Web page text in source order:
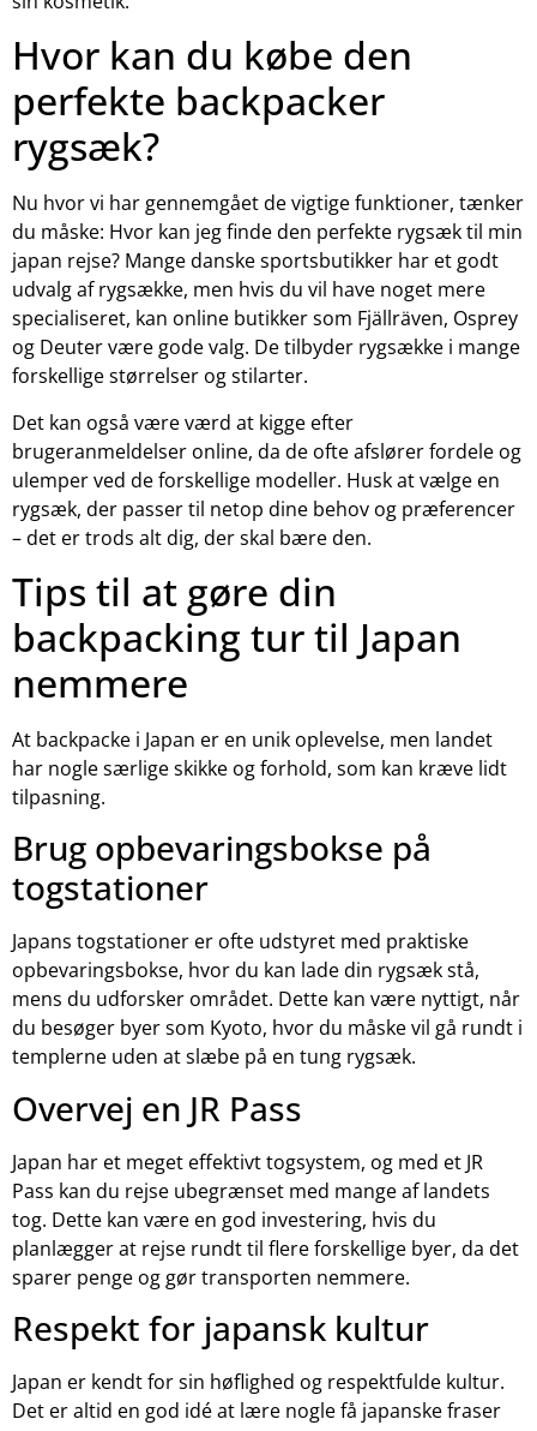
Hvor kan du købe den
perfekte backpacker
rygsæk?
Nu hvor vi har gennemgået de vigtige funktioner, tænker
du måske: Hvor kan jeg finde den perfekte rygsæk til min
japan rejse? Mange danske sportsbutikker har et godt
udvalg af rygsække, men hvis du vil have noget mere
specialiseret, kan online butikker som Fjällräven, Osprey
og Deuter være gode valg. De tilbyder rygsække i mange
forskellige størrelser og stilarter.
Det kan også være værd at kigge efter
brugeranmeldelser online, da de ofte afslører fordele og
ulemper ved de forskellige modeller. Husk at vælge en
rygsæk, der passer til netop dine behov og præferencer
– det er trods alt dig, der skal bære den.
Tips til at gøre din
backpacking tur til Japan
nemmere
At backpacke i Japan er en unik oplevelse, men landet
har nogle særlige skikke og forhold, som kan kræve lidt
tilpasning.
Brug opbevaringsbokse på
togstationer
Japans togstationer er ofte udstyret med praktiske
opbevaringsbokse, hvor du kan lade din rygsæk stå,
mens du udforsker området. Dette kan være nyttigt, når
du besøger byer som Kyoto, hvor du måske vil gå rundt i
templerne uden at slæbe på en tung rygsæk.
Overvej en JR Pass
Japan har et meget effektivt togsystem, og med et JR
Pass kan du rejse ubegrænset med mange af landets
tog. Dette kan være en god investering, hvis du
planlægger at rejse rundt til flere forskellige byer, da det
sparer penge og gør transporten nemmere.
Respekt for japansk kultur
Japan er kendt for sin høflighed og respektfulde kultur.
Det er altid en god idé at lære nogle få japanske fraser